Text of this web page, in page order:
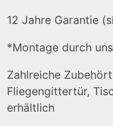
12 Jahre Garantie
*Montage durch
Zahlreiche
Fliegengittertür,
erhältlich